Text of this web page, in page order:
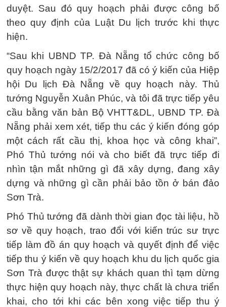
duyệt. Sau đó quy hoạch phải được công bố
theo quy định của Luật Du lịch trước khi thực
hiện.
“Sau khi UBND TP. Đà Nẵng tổ chức công bố
quy hoạch ngày 15/2/2017 đã có ý kiến của Hiệp
hội Du lịch Đà Nẵng về quy hoạch này. Thủ
tướng Nguyễn Xuân Phúc, và tôi đã trực tiếp yêu
cầu bằng văn bản Bộ VHTT&DL, UBND TP. Đà
Nẵng phải xem xét, tiếp thu các ý kiến đóng góp
một cách rất cầu thị, khoa học và công khai”,
Phó Thủ tướng nói và cho biết đã trực tiếp đi
nhìn tận mắt những gì đã xây dựng, đang xây
dựng và những gì cần phải bảo tồn ở bán đảo
Sơn Trà.
Phó Thủ tướng đã dành thời gian đọc tài liệu, hồ
sơ về quy hoạch, trao đổi với kiến trúc sư trực
tiếp làm đồ án quy hoạch và quyết định để việc
tiếp thu ý kiến về quy hoạch khu du lịch quốc gia
Sơn Trà được thật sự khách quan thì tạm dừng
thực hiện quy hoạch này, thực chất là chưa triển
khai, cho tới khi các bên xong việc tiếp thu ý